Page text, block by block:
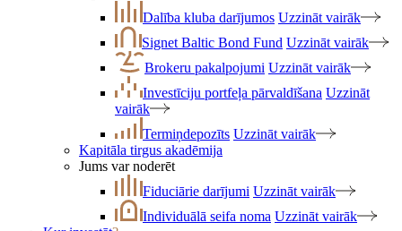
Dalība kluba darījumos Uzzināt vairāk
Signet Baltic Bond Fund Uzzināt vairāk
Brokeru pakalpojumi Uzzināt vairāk
Investīciju portfeļa pārvaldīšana Uzzināt
vairāk
Termiņdepozīts Uzzināt vairāk
Kapitāla tirgus akadēmija
Jums var noderēt
Fiduciārie darījumi Uzzināt vairāk
Individuālā seifa noma Uzzināt vairāk